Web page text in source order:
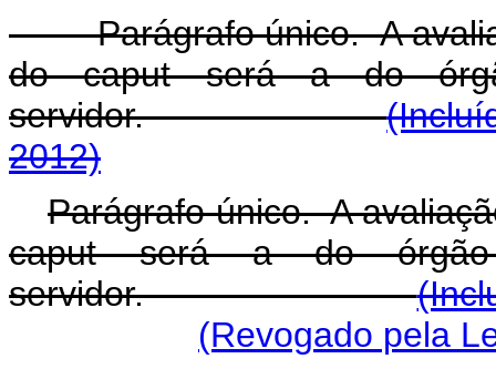
Parágrafo único. A
do caput será a do
servidor.
2012)
Parágrafo único. A
caputserá a do órgão
servidor.
(Revogado pela